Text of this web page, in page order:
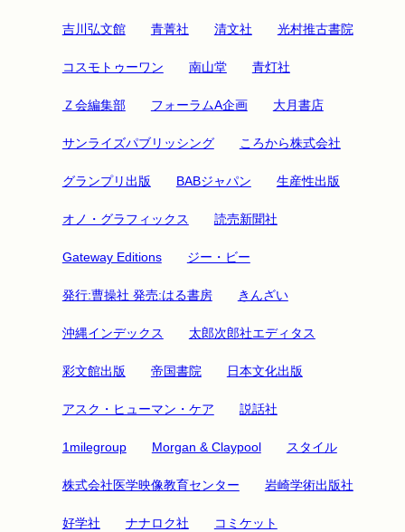
吉川弘文館 青菁社 清文社 光村推古書院
コスモトゥーワン 南山堂 青灯社
Ｚ会編集部 フォーラムA企画 大月書店
サンライズパブリッシング ころから株式会社
グランプリ出版 BABジャパン 生産性出版
オノ・グラフィックス 読売新聞社
Gateway Editions ジー・ビー
発行:曹操社 発売:はる書房 きんざい
沖縄インデックス 太郎次郎社エディタス
彩文館出版 帝国書院 日本文化出版
アスク・ヒューマン・ケア 説話社
1milegroup Morgan & Claypool スタイル
株式会社医学映像教育センター 岩崎学術出版社
好学社 ナナロク社 コミケット